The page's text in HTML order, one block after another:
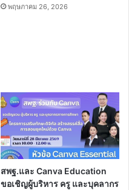
พฤษภาคม 26, 2026
สพฐ.และ Canva Education
ขอเชิญผู้บริหาร ครู และบุคลากร